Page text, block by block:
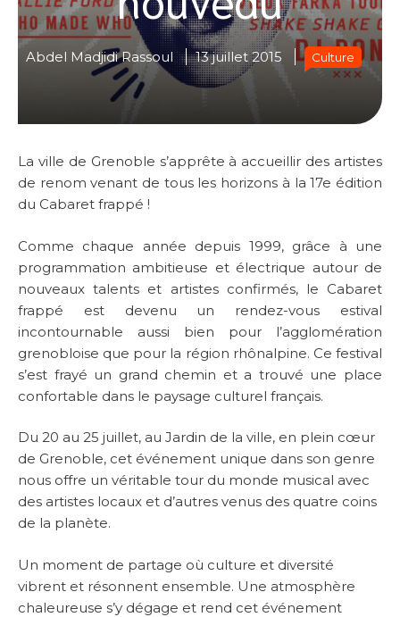
Abdel Madjidi Rassoul 13 juillet 2015 Culture
La ville de Grenoble s’apprête à accueillir des artistes
de renom venant de tous les horizons à la 17e édition
du Cabaret frappé !
Comme chaque année depuis 1999, grâce à une
programmation ambitieuse et électrique autour de
nouveaux talents et artistes confirmés, le Cabaret
frappé est devenu un rendez-vous estival
incontournable aussi bien pour l’agglomération
grenobloise que pour la région rhônalpine. Ce festival
s’est frayé un grand chemin et a trouvé une place
confortable dans le paysage culturel français.
Du 20 au 25 juillet, au Jardin de la ville, en plein cœur
de Grenoble, cet événement unique dans son genre
nous offre un véritable tour du monde musical avec
des artistes locaux et d’autres venus des quatre coins
de la planète.
Un moment de partage où culture et diversité
vibrent et résonnent ensemble. Une atmosphère
chaleureuse s’y dégage et rend cet événement